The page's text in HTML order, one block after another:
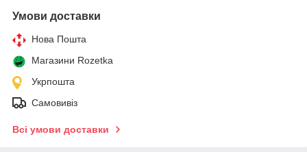
Умови доставки
Нова Пошта
Магазини Rozetka
Укрпошта
Самовивіз
Всі умови доставки